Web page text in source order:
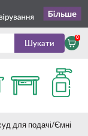
Шукати
0
для подачі Ємність